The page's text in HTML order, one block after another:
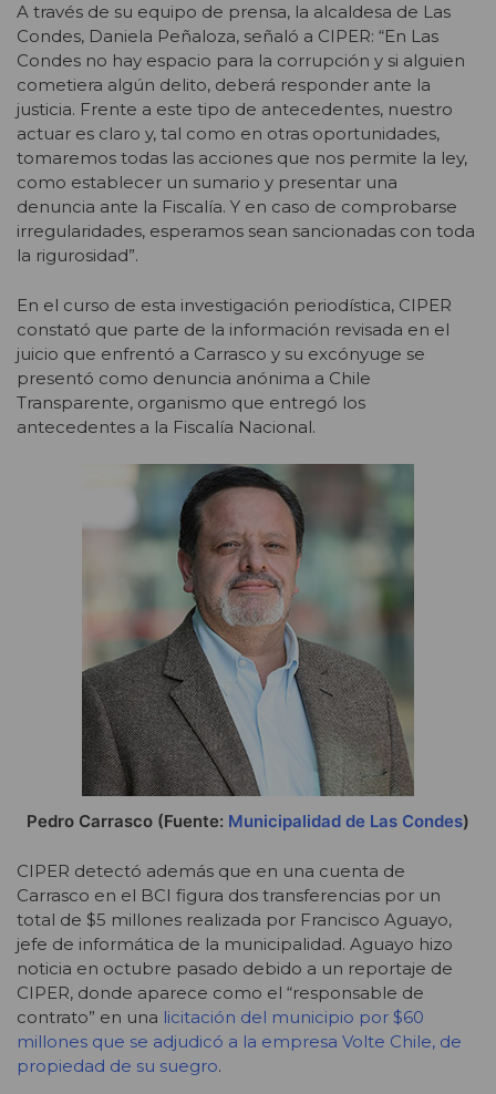
A través de su equipo de prensa, la alcaldesa de Las
Condes, Daniela Peñaloza, señaló a CIPER: “En Las
Condes no hay espacio para la corrupción y si alguien
cometiera algún delito, deberá responder ante la
justicia. Frente a este tipo de antecedentes, nuestro
actuar es claro y, tal como en otras oportunidades,
tomaremos todas las acciones que nos permite la ley,
como establecer un sumario y presentar una
denuncia ante la Fiscalía. Y en caso de comprobarse
irregularidades, esperamos sean sancionadas con toda
la rigurosidad”.
En el curso de esta investigación periodística, CIPER
constató que parte de la información revisada en el
juicio que enfrentó a Carrasco y su excónyuge se
presentó como denuncia anónima a Chile
Transparente, organismo que entregó los
antecedentes a la Fiscalía Nacional.
Pedro Carrasco (Fuente: Municipalidad de Las Condes)
CIPER detectó además que en una cuenta de
Carrasco en el BCI figura dos transferencias por un
total de $5 millones realizada por Francisco Aguayo,
jefe de informática de la municipalidad. Aguayo hizo
noticia en octubre pasado debido a un reportaje de
CIPER, donde aparece como el “responsable de
contrato” en una licitación del municipio por $60
millones que se adjudicó a la empresa Volte Chile, de
propiedad de su suegro.